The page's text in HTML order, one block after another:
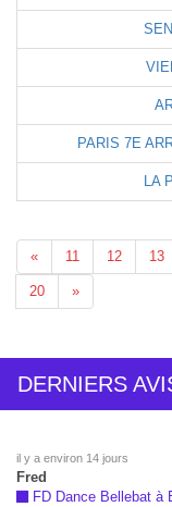
PARIS 7E
LA
« 11 12 13
20 »
DERNIERS
il y a environ 14 jours
Fred
FD Dance Bellebat à